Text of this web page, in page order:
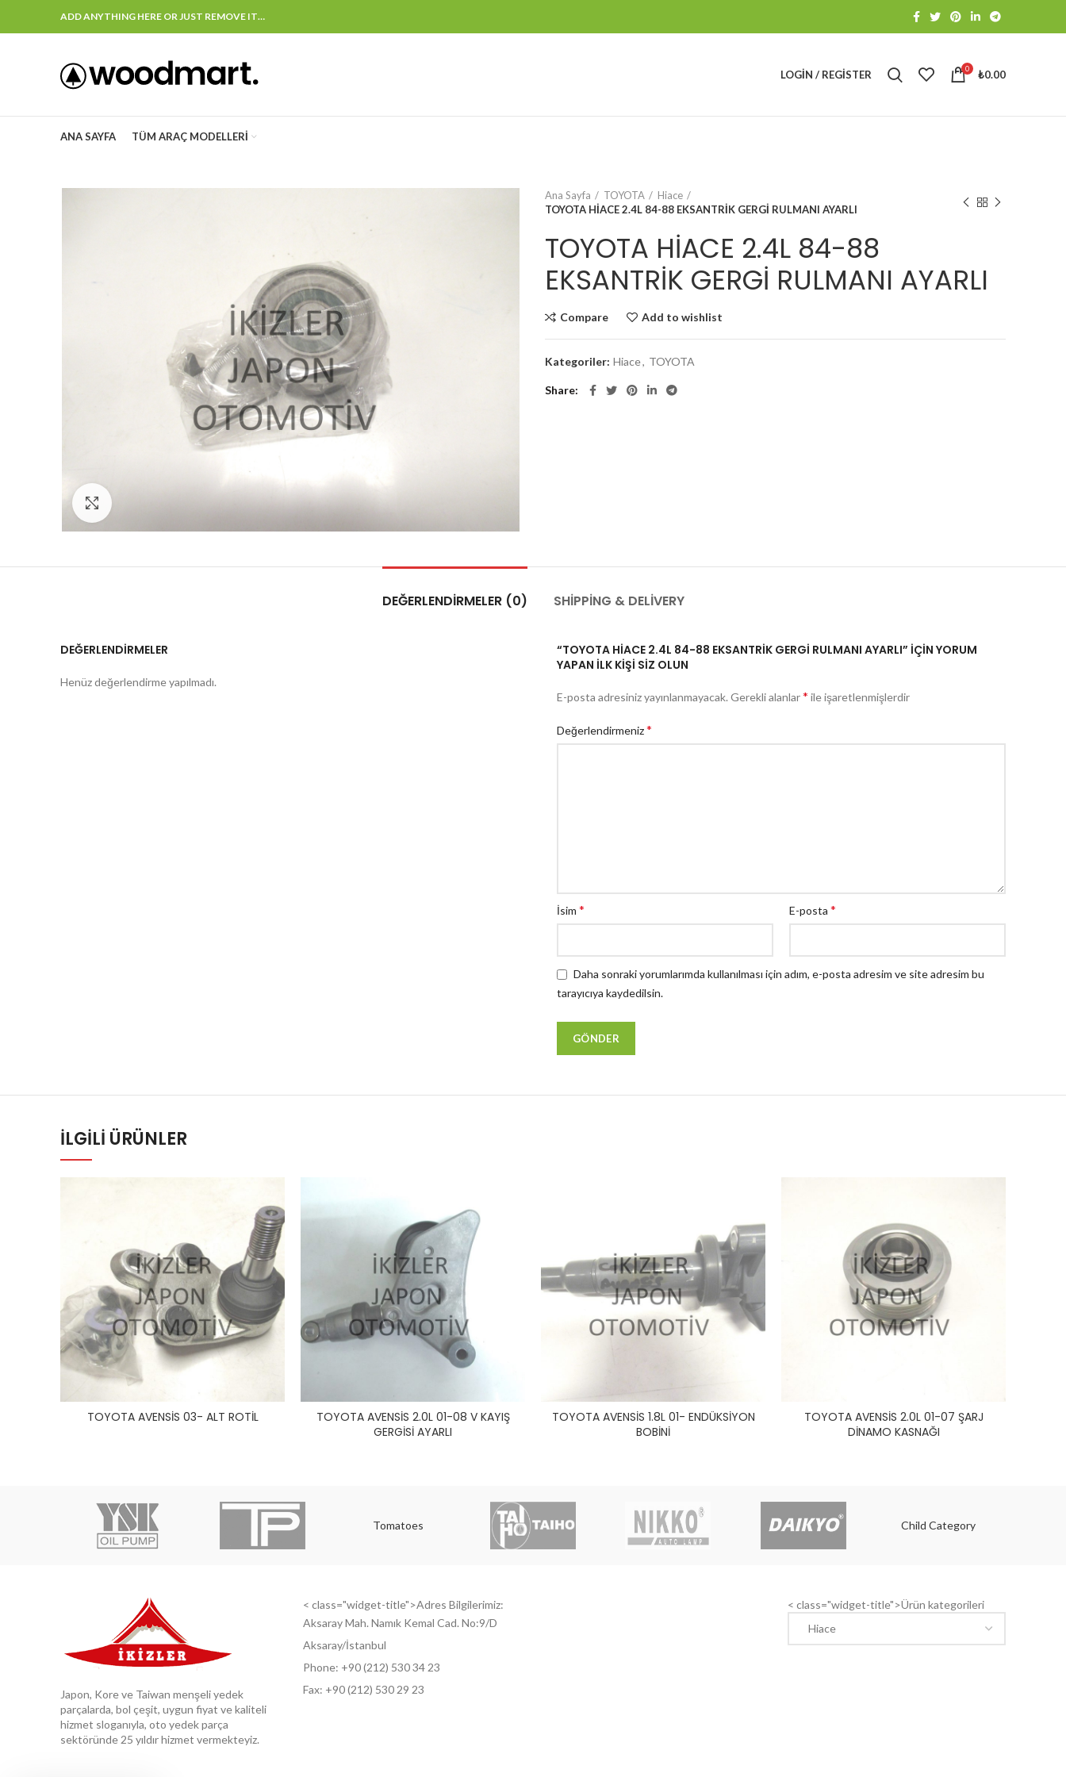
ADD ANYTHING HERE OR JUST REMOVE IT…
LOGIN / REGISTER 0 ₺0.00
ANA SAYFA TÜM ARAÇ MODELLERI
Ana Sayfa TOYOTA
Hiace
TOYOTA HİACE 2.4L 84-88 EKSANTRİK GERGİ RULMANI AYARLI
TOYOTA HİACE 2.4L 84-88
EKSANTRİK GERGİ RULMANI AYARLI
Compare Add to wishlist
Kategoriler: Hiace, TOYOTA
Share
DEĞERLENDIRMELER (0) SHIPPING & DELIVERY
DEĞERLENDIRMELER
Henüz değerlendirme yapılmadı.
“TOYOTA HİACE 2.4L 84-88 EKSANTRİK GERGİ RULMANI AYARLI” IÇIN YORUM
YAPAN ILK KIŞI SIZ OLUN
E-posta adresiniz yayınlanmayacak. Gerekli alanlar* ile işaretlenmişlerdir
Değerlendirmeniz*
İsim * E-posta *
Daha sonraki yorumlarımda kullanılması için adım, e-posta adresim ve site adresim bu
tarayıcıya kaydedilsin.
İLGILI ÜRÜNLER
TOYOTA AVENSİS 03- ALT ROTİL
TOYOTA AVENSİS 2.0L 01-08 V KAYIŞ
GERGİSİ AYARLI
TOYOTA AVENSİS 1.8L 01- ENDÜKSİYON
BOBİNİ
TOYOTA AVENSİS 2.0L 01-07 ŞARJ
DİNAMO KASNAĞI
Tomatoes Child Category
Japon, Kore ve Taiwan menşeli yedek
parçalarda, bol çeşit, uygun fiyat ve kaliteli
hizmet sloganıyla, oto yedek parça
sektöründe 25 yıldır hizmet vermekteyiz.
< class="widget-title">Adres Bilgilerimiz:
Aksaray Mah. Namık Kemal Cad. No:9/D
Aksaray/İstanbul
Phone: +90 (212) 530 34 23
Fax: +90 (212) 530 29 23
< class="widget-title">Ürün kategorileri